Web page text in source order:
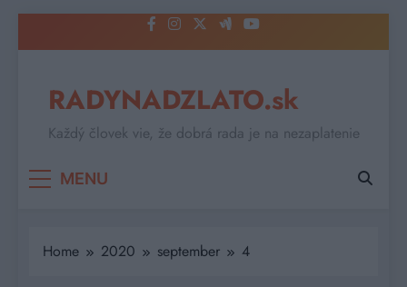
to
RADYNADZLATO.sk
Každý človek vie, že dobrá rada je na nezaplatenie
MENU
Home 2020 september 4